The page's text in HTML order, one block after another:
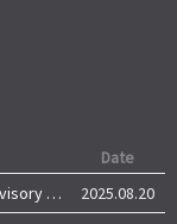
Date
Call for Applications: 2025 Korea Technology Advisory Group (K-TAG)
2025.08.20